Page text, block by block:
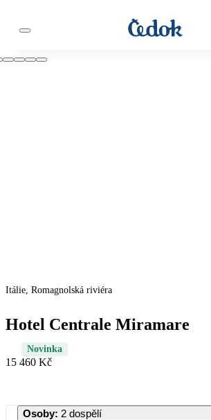
Itálie, Romagnolská riviéra
Hotel Centrale Miramare
Novinka
15 460 Kč
Osoby: 2 dospělí